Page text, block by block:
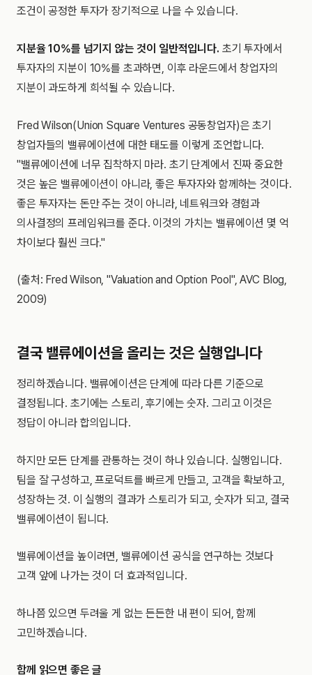
조건이 공정한 투자가 장기적으로 나을 수 있습니다.
지분율 10%를 넘기지 않는 것이 일반적입니다. 초기 투자에서
투자자의 지분이 10%를 초과하면, 이후 라운드에서 창업자의
지분이 과도하게 희석될 수 있습니다.
Fred Wilson(Union Square Ventures 공동창업자)은 초기
창업자들의 밸류에이션에 대한 태도를 이렇게 조언합니다.
"밸류에이션에 너무 집착하지 마라. 초기 단계에서 진짜 중요한
것은 높은 밸류에이션이 아니라, 좋은 투자자와 함께하는 것이다.
좋은 투자자는 돈만 주는 것이 아니라, 네트워크와 경험과
의사결정의 프레임워크를 준다. 이것의 가치는 밸류에이션 몇 억
차이보다 훨씬 크다."
(출처: Fred Wilson, "Valuation and Option Pool", AVC Blog,
2009)
결국 밸류에이션을 올리는 것은 실행입니다
정리하겠습니다. 밸류에이션은 단계에 따라 다른 기준으로
결정됩니다. 초기에는 스토리, 후기에는 숫자. 그리고 이것은
정답이 아니라 합의입니다.
하지만 모든 단계를 관통하는 것이 하나 있습니다. 실행입니다.
팀을 잘 구성하고, 프로덕트를 빠르게 만들고, 고객을 확보하고,
성장하는 것. 이 실행의 결과가 스토리가 되고, 숫자가 되고, 결국
밸류에이션이 됩니다.
밸류에이션을 높이려면, 밸류에이션 공식을 연구하는 것보다
고객 앞에 나가는 것이 더 효과적입니다.
하나쯤 있으면 두려울 게 없는 든든한 내 편이 되어, 함께
고민하겠습니다.
함께 읽으면 좋은 글